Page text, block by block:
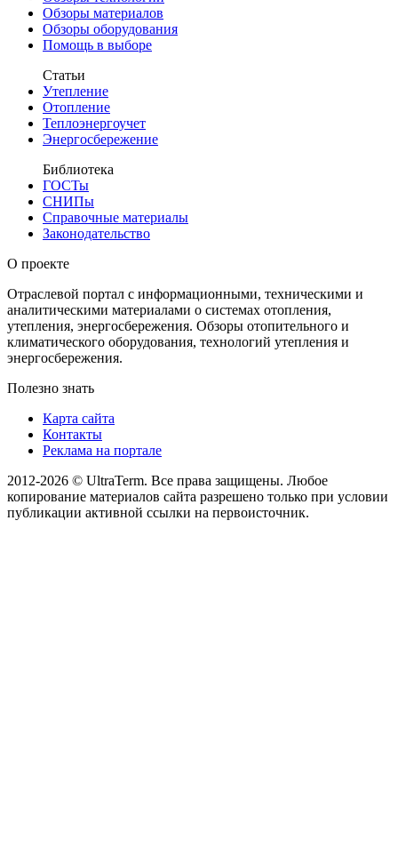
Обзоры материалов
Обзоры оборудования
Помощь в выборе
Статьи
Утепление
Отопление
Теплоэнергоучет
Энергосбережение
Библиотека
ГОСТы
СНИПы
Справочные материалы
Законодательство
О проекте
Отраслевой портал с информационными, техническими и
аналитическими материалами о системах отопления,
утепления, энергосбережения. Обзоры отопительного и
климатического оборудования, технологий утепления и
энергосбережения.
Полезно знать
Карта сайта
Контакты
Реклама на портале
2012-2026 © UltraTerm. Все права защищены. Любое
копирование материалов сайта разрешено только при условии
публикации активной ссылки на первоисточник.